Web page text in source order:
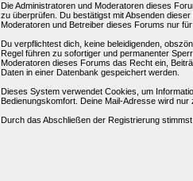
Die Administratoren und Moderatoren dieses
zu überprüfen. Du bestätigst mit Absenden
Moderatoren und Betreiber dieses Forums nur
Du verpflichtest dich, keine beleidigenden,
Regel führen zu sofortiger und permanenter
Moderatoren dieses Forums das Recht ein,
Daten in einer Datenbank gespeichert werden.
Dieses System verwendet Cookies, um
Bedienungskomfort. Deine Mail-Adresse wird
Durch das Abschließen der Registrierung